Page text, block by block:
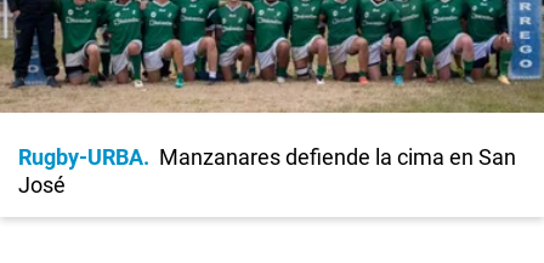
Rugby-URBA
Manzanares defiende la cima en San
José